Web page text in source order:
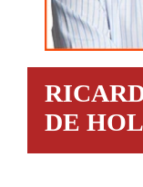
DE